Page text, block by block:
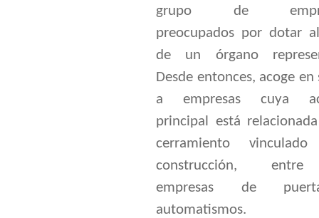
grupo de
preocupados por dotar
de un órgano
Desde entonces, acoge en
a empresas cuya
principal está
cerramiento
construcción,
empresas de
automatismos.